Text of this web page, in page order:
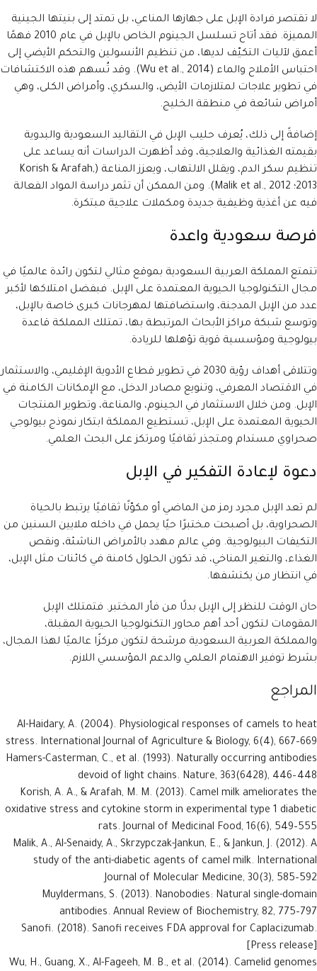
لا تقتصر فرادة الإبل على جهازها المناعي، بل تمتد إلى بنيتها الجينية
المميزة. فقد أتاح تسلسل الجينوم الخاص بالإبل في عام 2010 فهمًا
أعمق لآليات التكيّف لديها، من تنظيم الأنسولين والتحكم الأيضي إلى
احتباس الأملاح والماء (Wu et al., 2014). وقد تُسهم هذه الاكتشافات
في تطوير علاجات لمتلازمات الأيض، والسكري، وأمراض الكلى، وهي
أمراض شائعة في منطقة الخليج.
إضافةً إلى ذلك، يُعرف حليب الإبل في التقاليد السعودية والبدوية
بقيمته الغذائية والعلاجية، وقد أظهرت الدراسات أنه يساعد على
تنظيم سكر الدم، ويقلل الالتهاب، ويعزز المناعة (Korish & Arafah,
2013؛ Malik et al., 2012). ومن الممكن أن تثمر دراسة المواد الفعالة
فيه عن أغذية وظيفية جديدة ومكملات علاجية مبتكرة.
فرصة سعودية واعدة
تتمتع المملكة العربية السعودية بموقع مثالي لتكون رائدة عالميًا في
مجال التكنولوجيا الحيوية المعتمدة على الإبل. فبفضل امتلاكها لأكبر
عدد من الإبل المدجنة، واستضافتها لمهرجانات كبرى خاصة بالإبل،
وتوسع شبكة مراكز الأبحاث المرتبطة بها، تمتلك المملكة قاعدة
بيولوجية ومؤسسية قوية تؤهلها للريادة.
وتتلاقى أهداف رؤية 2030 في تطوير قطاع الأدوية الإقليمي، والاستثمار
في الاقتصاد المعرفي، وتنويع مصادر الدخل، مع الإمكانات الكامنة في
الإبل. ومن خلال الاستثمار في الجينوم، والمناعة، وتطوير المنتجات
الحيوية المعتمدة على الإبل، تستطيع المملكة ابتكار نموذج بيولوجي
صحراوي مستدام ومتجذر ثقافيًا ومرتكز على البحث العلمي.
دعوة لإعادة التفكير في الإبل
لم تعد الإبل مجرد رمز من الماضي أو مكوّنًا ثقافيًا يرتبط بالحياة
الصحراوية، بل أصبحت مختبرًا حيًا يحمل في داخله ملايين السنين من
التكيفات البيولوجية. وفي عالم مهدد بالأمراض الناشئة، ونقص
الغذاء، والتغير المناخي، قد تكون الحلول كامنة في كائنات مثل الإبل،
في انتظار من يكتشفها.
حان الوقت للنظر إلى الإبل بدلًا من فأر المختبر. فتمتلك الإبل
المقومات لتكون أحد أهم محاور التكنولوجيا الحيوية المقبلة،
والمملكة العربية السعودية مرشحة لتكون مركزًا عالميًا لهذا المجال،
بشرط توفير الاهتمام العلمي والدعم المؤسسي اللازم.
المراجع
Al-Haidary, A. (2004). Physiological responses of camels to heat
stress. International Journal of Agriculture & Biology, 6(4), 667–669
Hamers-Casterman, C., et al. (1993). Naturally occurring antibodies
devoid of light chains. Nature, 363(6428), 446–448
Korish, A. A., & Arafah, M. M. (2013). Camel milk ameliorates the
oxidative stress and cytokine storm in experimental type 1 diabetic
rats. Journal of Medicinal Food, 16(6), 549–555
Malik, A., Al-Senaidy, A., Skrzypczak-Jankun, E., & Jankun, J. (2012). A
study of the anti-diabetic agents of camel milk. International
Journal of Molecular Medicine, 30(3), 585–592
Muyldermans, S. (2013). Nanobodies: Natural single-domain
antibodies. Annual Review of Biochemistry, 82, 775–797
Sanofi. (2018). Sanofi receives FDA approval for Caplacizumab.
[Press release]
Wu, H., Guang, X., Al-Fageeh, M. B., et al. (2014). Camelid genomes